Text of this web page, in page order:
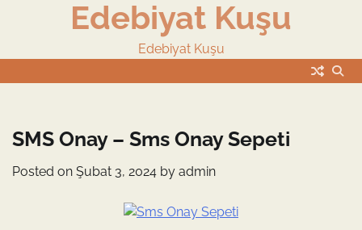
Edebiyat Kuşu
Edebiyat Kuşu
SMS Onay – Sms Onay Sepeti
Posted on Şubat 3, 2024 by admin